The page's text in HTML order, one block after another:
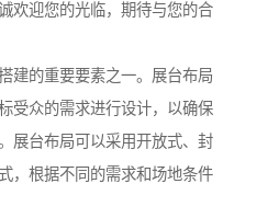
欢迎您的光临，期待与您的合
建的重要要素之一。展台布局
受众的需求进行设计，以确保
展台布局可以采用开放式、封
，根据不同的需求和场地条件